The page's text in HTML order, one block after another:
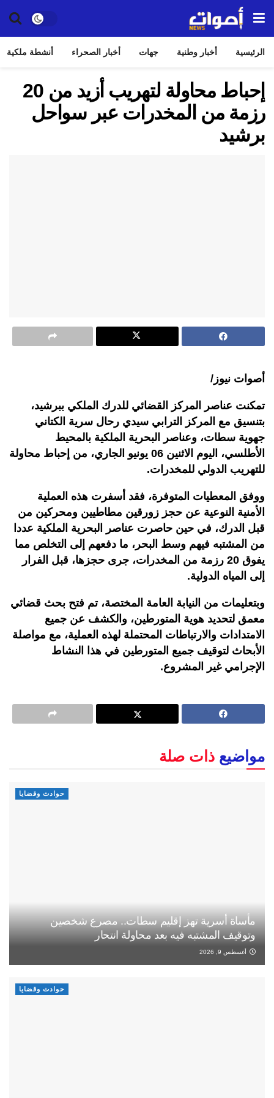
الرئيسية أخبار وطنية جهات أخبار الصحراء أنشطة ملكية
إحباط محاولة لتهريب أزيد من 20
رزمة من المخدرات عبر سواحل
برشيد
أصوات نيوز/
تمكنت عناصر المركز القضائي للدرك الملكي ببرشيد،
بتنسيق مع المركز الترابي سيدي رحال سرية الكتاني
جهوية سطات، وعناصر البحرية الملكية بالمحيط
الأطلسي، اليوم الاثنين 06 يونيو الجاري، من إحباط محاولة
للتهريب الدولي للمخدرات.
ووفق المعطيات المتوفرة، فقد أسفرت هذه العملية
الأمنية النوعية عن حجز زورقين مطاطيين ومحركين من
قبل الدرك، في حين حاصرت عناصر البحرية الملكية عددا
من المشتبه فيهم وسط البحر، ما دفعهم إلى التخلص مما
يفوق 20 رزمة من المخدرات، جرى حجزها، قبل الفرار
إلى المياه الدولية.
وبتعليمات من النيابة العامة المختصة، تم فتح بحث قضائي
معمق لتحديد هوية المتورطين، والكشف عن جميع
الامتدادات والارتباطات المحتملة لهذه العملية، مع مواصلة
الأبحاث لتوقيف جميع المتورطين في هذا النشاط
الإجرامي غير المشروع.
مواضيع ذات صلة
حوادث وقضايا
مأساة أسرية تهز إقليم سطات.. مصرع شخصين
وتوقيف المشتبه فيه بعد محاولة انتحار
أغسطس 9, 2026
حوادث وقضايا